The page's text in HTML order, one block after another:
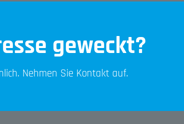
geweckt?
Nehmen Sie Kontakt auf.